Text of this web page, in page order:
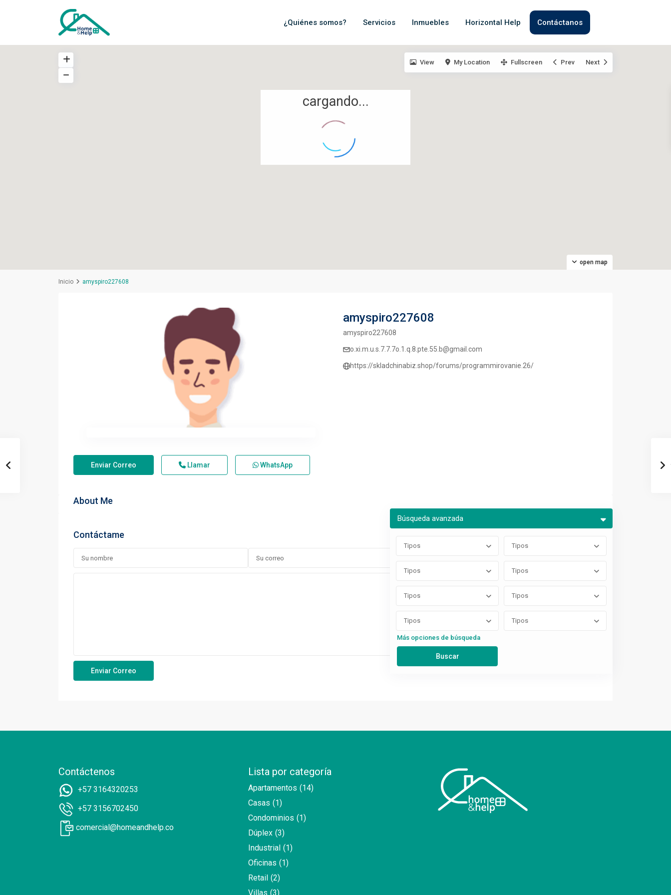
¿Quiénes somos? Servicios Inmuebles Horizontal Help Contáctanos
cargando...
open map
View My Location Fullscreen Prev Next
Búsqueda avanzada
Tipos Tipos
Tipos Tipos
Tipos Tipos
Tipos Tipos
Más opciones de búsqueda
Inicio amyspiro227608
amyspiro227608
amyspiro227608
o.xi.m.u.s.7.7.7o.1.q.8.pte.55.b@gmail.com
https://skladchinabiz.shop/forums/programmirovanie.26/
Enviar Correo Llamar WhatsApp
About Me
Contáctame
Contáctenos
+57 3164320253
+57 3156702450
comercial@homeandhelp.co
Lista por categoría
Apartamentos (14)
Casas (1)
Condominios (1)
Dúplex (3)
Industrial (1)
Oficinas (1)
Retail (2)
Villas (3)